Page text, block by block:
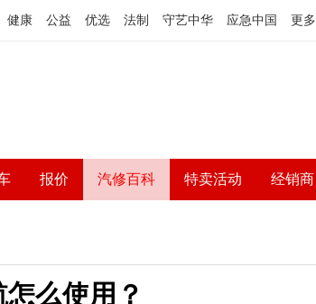
健康 公益 优选 法制 守艺中华 应急中国 更多
报价 汽修百科 特卖活动 经销商
么使用？